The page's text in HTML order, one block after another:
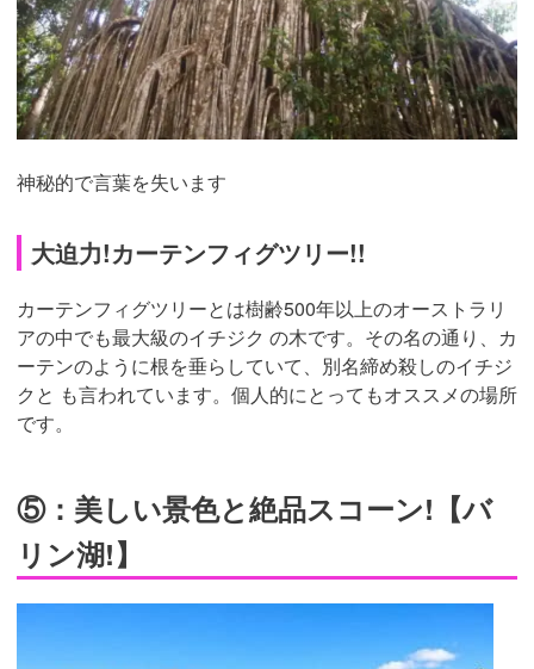
神秘的で言葉を失います
大迫力!カーテンフィグツリー!!
カーテンフィグツリーとは樹齢500年以上のオーストラリ
アの中でも最大級のイチジク の木です。その名の通り、カ
ーテンのように根を垂らしていて、別名締め殺しのイチジ
クと も言われています。個人的にとってもオススメの場所
です。
⑤：美しい景色と絶品スコーン!【バ
リン湖!】